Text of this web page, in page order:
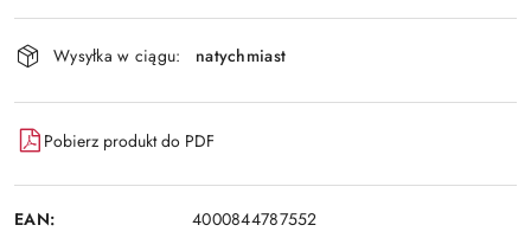
Dostępność
i
dostawa
Wysyłka w ciągu: natychmiast
Pobierz produkt do PDF
EAN: 4000844787552